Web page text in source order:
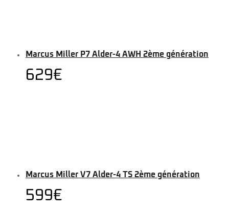
Marcus Miller P7 Alder-4 AWH 2ème génération
629€
Marcus Miller V7 Alder-4 TS 2ème génération
599€